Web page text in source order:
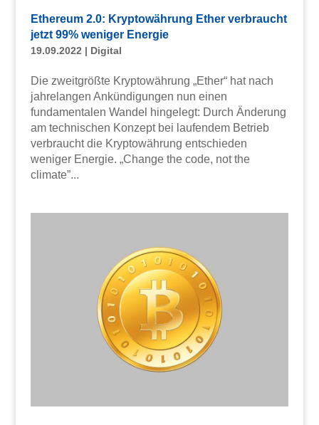
Ethereum 2.0: Kryptowährung Ether verbraucht
jetzt 99% weniger Energie
19.09.2022 | Digital
Die zweitgrößte Kryptowährung „Ether“ hat nach
jahrelangen Ankündigungen nun einen
fundamentalen Wandel hingelegt: Durch Änderung
am technischen Konzept bei laufendem Betrieb
verbraucht die Kryptowährung entschieden
weniger Energie. „Change the code, not the
climate”...